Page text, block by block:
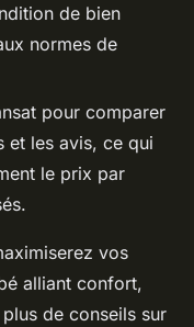
de bien
normes de
pour comparer
et les avis, ce qui
le prix par
vos
alliant confort,
de conseils sur